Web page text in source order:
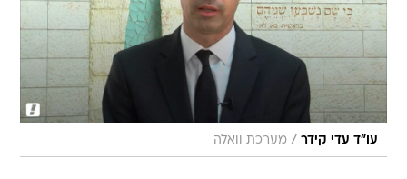
עו"ד עדי קידר / מערכת וואלה